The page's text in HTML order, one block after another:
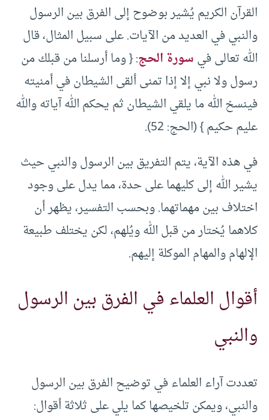
القرآن الكريم يُشير بوضوح إلى الفرق بين الرسول
والنبي في العديد من الآيات. على سبيل المثال، قال
الله تعالى فيسورة الحج: { وما أرسلنا من قبلك من
رسول ولا نبي إلا إذا تمنى ألقى الشيطان في أمنيته
فينسخ الله ما يلقي الشيطان ثم يحكم الله آياته والله
عليم حكيم } (الحج: 52).
في هذه الآية، يتم التفريق بين الرسول والنبي حيث
يشير الله إلى كليهما على حدة، مما يدل على وجود
اختلاف بين مهماتهما. وبحسب التفسير، يظهر أن
كلاهما يُختار من قبل الله ويُلهم، لكن يختلف طبيعة
الإلهام والمهام الموكلة إليهم.
أقوال العلماء في الفرق بين الرسول
والنبي
تعددت آراء العلماء في توضيح الفرق بين الرسول
والنبي، ويمكن تلخيصها كما يلي على ثلاثة أقوال: